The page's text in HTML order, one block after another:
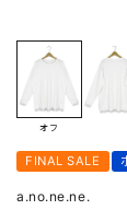
オフ
FINAL SALE
a.no.ne.ne.